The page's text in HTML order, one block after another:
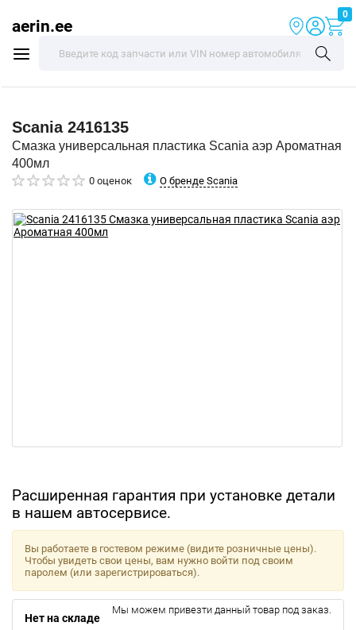
aerin.ee
0
Scania 2416135
Смазка универсальная пластика Scania аэр Ароматная
400мл
0 оценок О бренде Scania
Расширенная гарантия при установке детали
в нашем автосервисе.
Вы работаете в гостевом режиме (видите розничные цены).
Чтобы увидеть свои цены, вам нужно войти под своим
паролем (или зарегистрироваться).
Нет на складе
Мы можем привезти данный товар под заказ.